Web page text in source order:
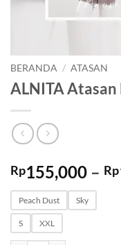
BERANDA / ATASAN
ALNITA Atasan
Rp155,000 – Rp
Peach Dust Sky
S XXL